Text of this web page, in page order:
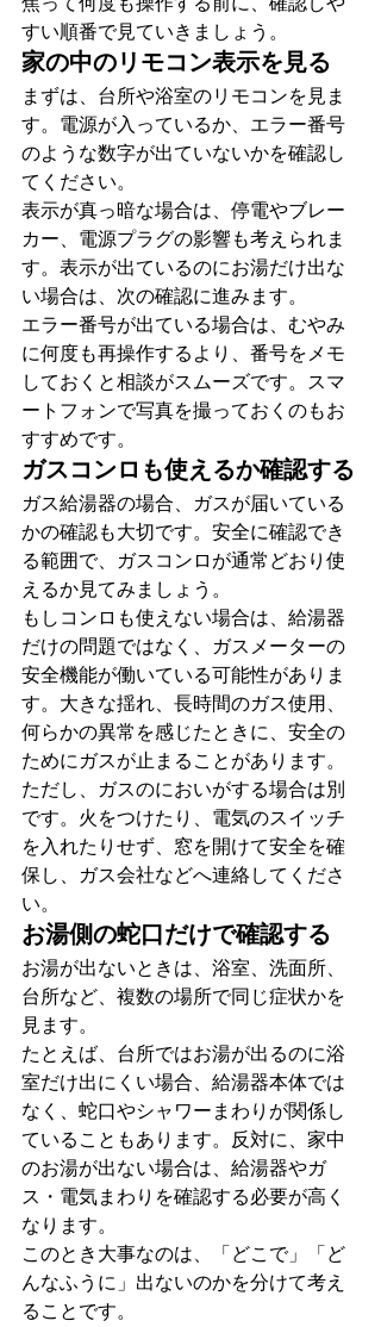
すい順番で見ていきましょう。
家の中のリモコン表示を見る
まずは、台所や浴室のリモコンを見ま
す。電源が入っているか、エラー番号
のような数字が出ていないかを確認し
てください。
表示が真っ暗な場合は、停電やブレー
カー、電源プラグの影響も考えられま
す。表示が出ているのにお湯だけ出な
い場合は、次の確認に進みます。
エラー番号が出ている場合は、むやみ
に何度も再操作するより、番号をメモ
しておくと相談がスムーズです。スマ
ートフォンで写真を撮っておくのもお
すすめです。
ガスコンロも使えるか確認する
ガス給湯器の場合、ガスが届いている
かの確認も大切です。安全に確認でき
る範囲で、ガスコンロが通常どおり使
えるか見てみましょう。
もしコンロも使えない場合は、給湯器
だけの問題ではなく、ガスメーターの
安全機能が働いている可能性がありま
す。大きな揺れ、長時間のガス使用、
何らかの異常を感じたときに、安全の
ためにガスが止まることがあります。
ただし、ガスのにおいがする場合は別
です。火をつけたり、電気のスイッチ
を入れたりせず、窓を開けて安全を確
保し、ガス会社などへ連絡してくださ
い。
お湯側の蛇口だけで確認する
お湯が出ないときは、浴室、洗面所、
台所など、複数の場所で同じ症状かを
見ます。
たとえば、台所ではお湯が出るのに浴
室だけ出にくい場合、給湯器本体では
なく、蛇口やシャワーまわりが関係し
ていることもあります。反対に、家中
のお湯が出ない場合は、給湯器やガ
ス・電気まわりを確認する必要が高く
なります。
このとき大事なのは、「どこで」「ど
んなふうに」出ないのかを分けて考え
ることです。